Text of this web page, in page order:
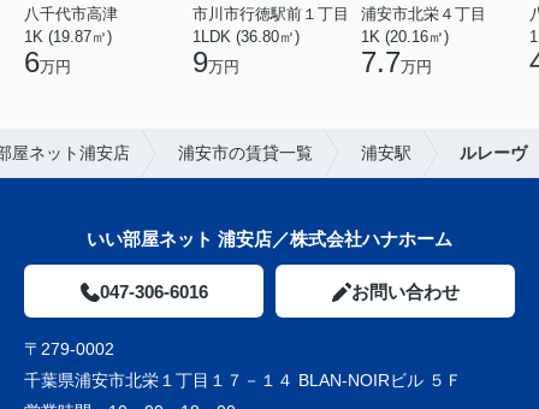
八千代市高津
1K (19.87㎡)
6万円
市川市行徳駅前１丁目
1LDK (36.80㎡)
9万円
浦安市北栄４丁目
1K (20.16㎡)
7.7万円
屋ネット浦安店 浦安市の賃貸一覧 浦安駅 ルレーヴ
いい部屋ネット 浦安店／株式会社ハナホーム
047-306-6016 お問い合わせ
〒279-0002
千葉県浦安市北栄１丁目１７－１４ BLAN-NOIRビル ５Ｆ